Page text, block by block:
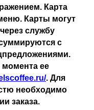
Карта
Карты могут
службу
с
момента ее
. Для
необходимо
заказа.